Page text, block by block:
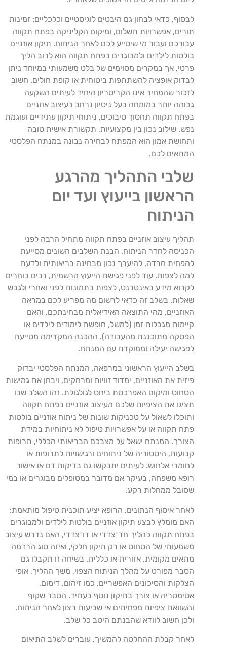
לבסוף, כדאי לבחון גם היבטים לוגיסטיים וכלכליים: זמינות
תורים, אפשרויות תשלום, ומיקום הקליניקה בפתח תקווה
עבורכם ועבור מי שיסייע לכם לאחר הניתוח. תיקון אוזניים
בולטות לילדים ולמבוגרים בפתח תקווה הוא לרוב הליך
פרטי, אך במקרים מסוימים של בלט משמעותי במיוחד ניתן
לבדוק אופציה להשתתפות ביטוחית או קופת חולים. חשוב
לזכור שהמחיר אינו הקריטריון היחיד לעיתים השקעה
גבוהה יותר במומחה בעל ניסיון נרחב בעיצוב אוזניים
בפתח תקווה תחסוך סיבוכים, ניתוחי תיקון עתידיים ועוגמת
נפש. שילוב נכון בין מקצועיות, תקשורת אישית טובה
ותחושת אמון הוא המפתח לבחירה נבונה במנתח הפלסטי
המתאים לכם.
שלבי התהליך מהרגע
הראשון בייעוץ ועד יום
הניתוח
תהליך עיצוב אוזניים בפתח תקווה מתחיל הרבה לפני
הכניסה לחדר הניתוח. הבנת השלבים השונים מסייעת
להפחית חרדה, להיערך נכון מבחינה בריאותית ולדעת
למה לצפות. עוד לפני פגישת הייעוץ הרשמית, רבים בוחרים
לקרוא מידע באינטרנט, לצפות בתמונות לפני ואחרי ולגבש
שאלות. בשלב זה כדאי לרשום מה מפריע לכם במראה
האוזניים, מהי התוצאה האידיאלית מבחינתכם, והאם
קיימות מגבלות זמן (למשל, חופשת לימודים לילדים או
הפסקה מתוכננת מהעבודה). ההכנה המקדימה מסייעת
לפגישה יעילה וממוקדת עם המנתח.
בשלב הייעוץ הראשוני במרפאה, המנתח הפלסטי יבדוק
פיזית את האוזניים, ימדוד זוויות ומרחקים, ויבחן את גמישות
הסחוס ומיקום האפרכסת ביחס לגולגולת. זהו השלב שבו
תציגו את הציפיות שלכם מעיצוב אוזניים בפתח תקווה
ותוכלו לשאול על טכניקות שונות של ניתוח אוזניים בולטות
פתח תקווה או על אפשרויות טיפול לא ניתוחיות במידת
הצורך. המנתח ישאל על מצבכם הבריאותי הכללי, תרופות
קבועות, היסטוריה של ניתוחים ורגישויות לתרופות או
לחומרי אלחוש. לעיתים יתבקשו גם בדיקות דם או אישור
רופא משפחה, בעיקר אם מדובר במטופלים מבוגרים או במי
שסובל ממחלות רקע.
לאחר איסוף הנתונים, הרופא יציע תוכנית טיפול מותאמת:
האם מומלץ לבצע תיקון אוזניים בולטות לילדים ולמבוגרים
בפתח תקווה כהליך חד־צדדי או דו־צדדי, האם נדרש עיצוב
משמעותי של הסחוס או רק תיקון חלקי, ואיזה סוג הרדמה
מתאים מקומית, אזורית או כללית. בשיחה זו תקבלו גם
הסבר מפורט על מהלך הניתוח הצפוי, משך ההליך, אופי
הצלקות והסיכונים האפשריים, כמו זיהום, דימום,
אסימטריה או צורך בתיקון נוסף בעתיד. הסבר שקוף
והשוואת ציפיות מפחיתים אי שביעות רצון לאחר הניתוח,
ולכן חשוב לוודא שהבנתם היטב כל שלב.
לאחר קבלת ההחלטה להמשיך, עוברים לשלב התיאום